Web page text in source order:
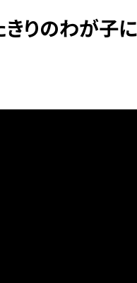
きりのわが子